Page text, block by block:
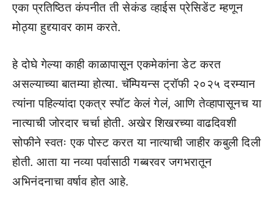
एका प्रतिष्ठित कंपनीत ती सेकंड व्हाईस प्रेसिडेंट म्हणून
मोठ्या हुद्द्यावर काम करते.
हे दोघे गेल्या काही काळापासून एकमेकांना डेट करत
असल्याच्या बातम्या होत्या. चॅम्पियन्स ट्रॉफी २०२५ दरम्यान
त्यांना पहिल्यांदा एकत्र स्पॉट केलं गेलं, आणि तेव्हापासूनच या
नात्याची जोरदार चर्चा होती. अखेर शिखरच्या वाढदिवशी
सोफीने स्वतः एक पोस्ट करत या नात्याची जाहीर कबुली दिली
होती. आता या नव्या पर्वासाठी गब्बरवर जगभरातून
अभिनंदनाचा वर्षाव होत आहे.